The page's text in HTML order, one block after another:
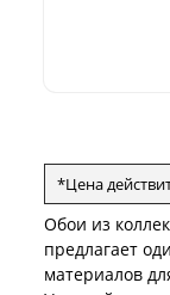
*Цена
Обои из
предлагает
материалов